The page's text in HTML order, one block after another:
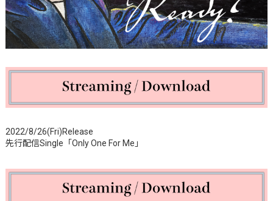
2022/8/26(Fri)Release
先行配信Single「Only One For Me」